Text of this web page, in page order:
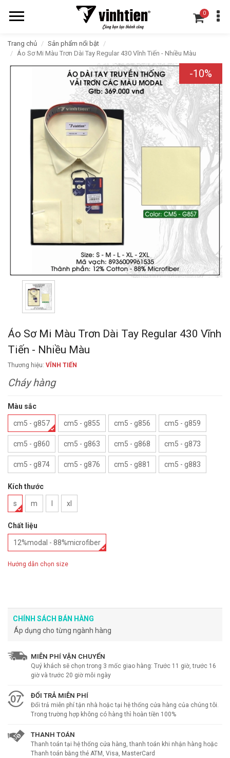
0
Trang chủ
Sản phẩm nổi bật
Áo Sơ Mi Màu Trơn Dài Tay Regular 430 Vĩnh Tiến - Nhiều Màu
-10%
Áo Sơ Mi Màu Trơn Dài Tay Regular 430 Vĩnh
Tiến - Nhiều Màu
Thương hiệu: VĨNH TIẾN
Cháy hàng
Màu sắc
cm5 - g857 cm5 - g855 cm5 - g856 cm5 - g859
cm5 - g860 cm5 - g863 cm5 - g868 cm5 - g873
cm5 - g874 cm5 - g876 cm5 - g881 cm5 - g883
Kích thước
s m xl
Chất liệu
12%modal - 88%microfiber
Hướng dẫn chọn size
CHÍNH SÁCH BÁN HÀNG
Áp dụng cho từng ngành hàng
MIỄN PHÍ VẬN CHUYỂN
Quý khách sẽ chọn trong 3 mốc giao hàng: Trước 11 giờ, trước 16
giờ và trước 20 giờ mỗi ngày
ĐỔI TRẢ MIỄN PHÍ
Đổi trả miễn phí tận nhà hoặc tại hệ thống cửa hàng của chúng tôi.
Trong trường hợp không có hàng thì hoàn tiền 100%
THANH TOÁN
Thanh toán tại hệ thống cửa hàng, thanh toán khi nhận hàng hoặc
Thanh toán bằng thẻ ATM, Visa, MasterCard